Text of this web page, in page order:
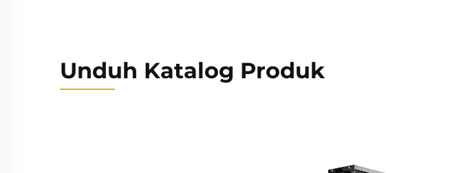
Unduh Katalog Produk